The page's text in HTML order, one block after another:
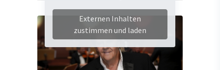
Externen Inhalten
zustimmen und laden